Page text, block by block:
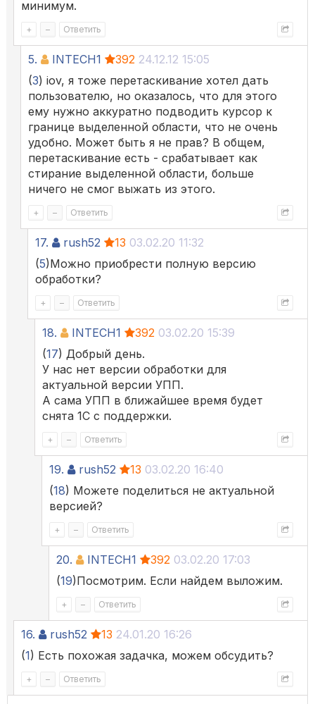
минимум.
+ – Ответить
5. INTECH1 392 24.12.12 15:05
(3) iov, я тоже перетаскивание хотел дать
пользователю, но оказалось, что для этого
ему нужно аккуратно подводить курсор к
границе выделенной области, что не очень
удобно. Может быть я не прав? В общем,
перетаскивание есть - срабатывает как
стирание выделенной области, больше
ничего не смог выжать из этого.
+ – Ответить
17. rush52 13 03.02.20 11:32
(5)Можно приобрести полную версию
обработки?
+ – Ответить
18. INTECH1 392 03.02.20 15:39
(17) Добрый день.
У нас нет версии обработки для
актуальной версии УПП.
А сама УПП в ближайшее время будет
снята 1С с поддержки.
+ – Ответить
19. rush52 13 03.02.20 16:40
(18) Можете поделиться не актуальной
версией?
+ – Ответить
20. INTECH1 392 03.02.20 17:03
(19)Посмотрим. Если найдем выложим.
+ – Ответить
16. rush52 13 24.01.20 16:26
(1) Есть похожая задачка, можем обсудить?
+ – Ответить